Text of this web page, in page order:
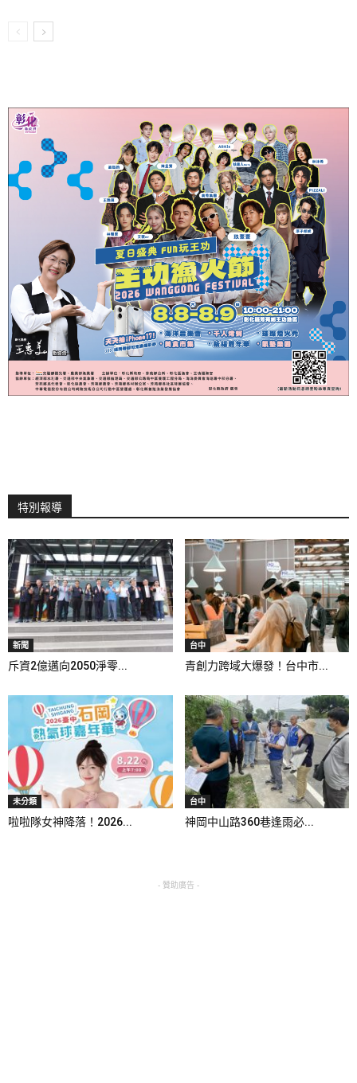
特別報導
新聞
斥資2億邁向2050淨零...
台中
青創力跨域大爆發！台中市...
未分類
啦啦隊女神降落！2026...
台中
神岡中山路360巷逢雨必...
- 贊助廣告 -